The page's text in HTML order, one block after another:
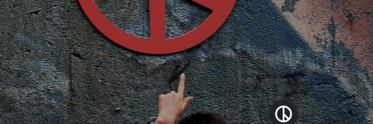
바로가기 목록 열기